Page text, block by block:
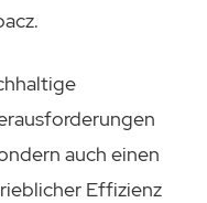
auch einen
Effizienz